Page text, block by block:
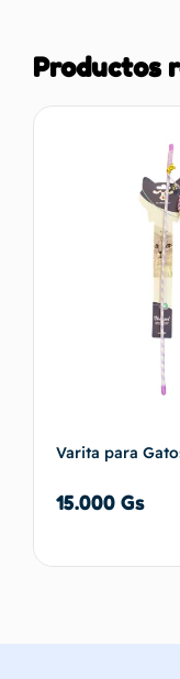
Productos
Varita para
15.000 Gs